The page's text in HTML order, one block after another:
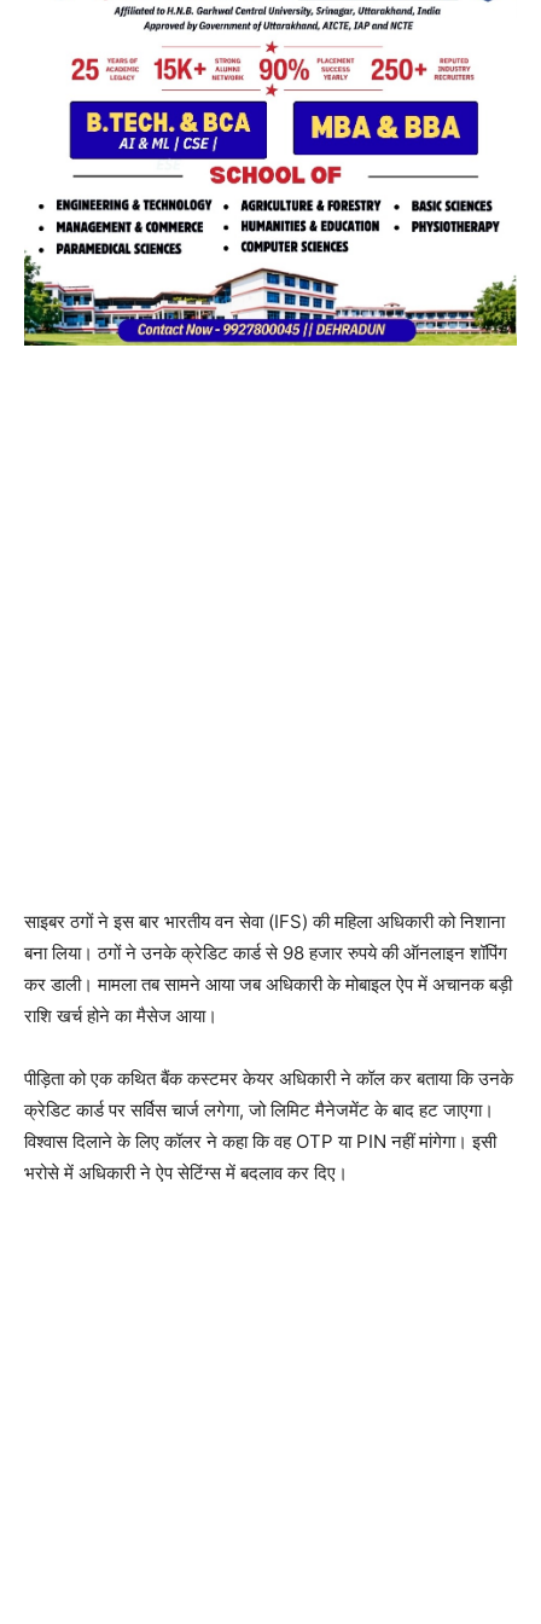
साइबर ठगों ने इस बार भारतीय वन सेवा (IFS) की महिला अधिकारी को निशाना
बना लिया। ठगों ने उनके क्रेडिट कार्ड से 98 हजार रुपये की ऑनलाइन शॉपिंग
कर डाली। मामला तब सामने आया जब अधिकारी के मोबाइल ऐप में अचानक बड़ी
राशि खर्च होने का मैसेज आया।
पीड़िता को एक कथित बैंक कस्टमर केयर अधिकारी ने कॉल कर बताया कि उनके
क्रेडिट कार्ड पर सर्विस चार्ज लगेगा, जो लिमिट मैनेजमेंट के बाद हट जाएगा।
विश्वास दिलाने के लिए कॉलर ने कहा कि वह OTP या PIN नहीं मांगेगा। इसी
भरोसे में अधिकारी ने ऐप सेटिंग्स में बदलाव कर दिए।